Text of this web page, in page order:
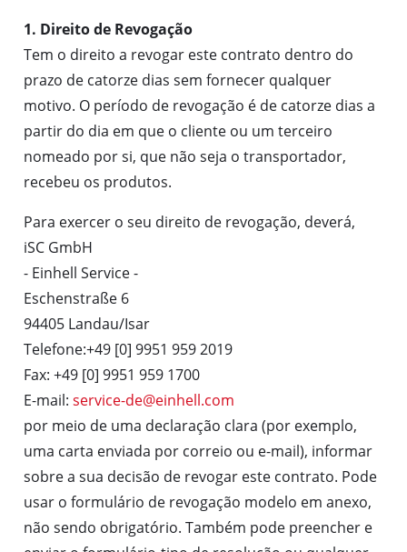
1. Direito de Revogação
Tem o direito a revogar este contrato dentro do
prazo de catorze dias sem fornecer qualquer
motivo. O período de revogação é de catorze dias a
partir do dia em que o cliente ou um terceiro
nomeado por si, que não seja o transportador,
recebeu os produtos.
Para exercer o seu direito de revogação, deverá,
iSC GmbH
- Einhell Service -
Eschenstraße 6
94405 Landau/Isar
Telefone:+49 [0] 9951 959 2019
Fax: +49 [0] 9951 959 1700
E-mail:service-de@einhell.com
por meio de uma declaração clara (por exemplo,
uma carta enviada por correio ou e-mail), informar
sobre a sua decisão de revogar este contrato. Pode
usar o formulário de revogação modelo em anexo,
não sendo obrigatório. Também pode preencher e